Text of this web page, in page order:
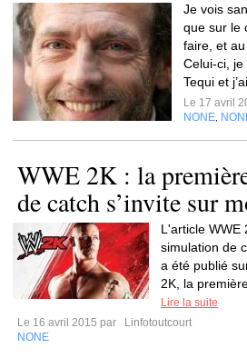
Je vois
que sur le
faire, et au
Celui-ci,
Tequi et
Le 17 avril
NONE
WWE 2K : la
de catch s’invite sur
L'article WWE
simulation de
a été publié
2K, la
Lire la suite
Le 16 avril 2015 par
Linfotoutcourt
NONE